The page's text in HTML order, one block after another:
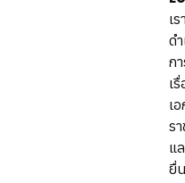
เร
ด
ก
เ
เ
ร
แ
ยื่